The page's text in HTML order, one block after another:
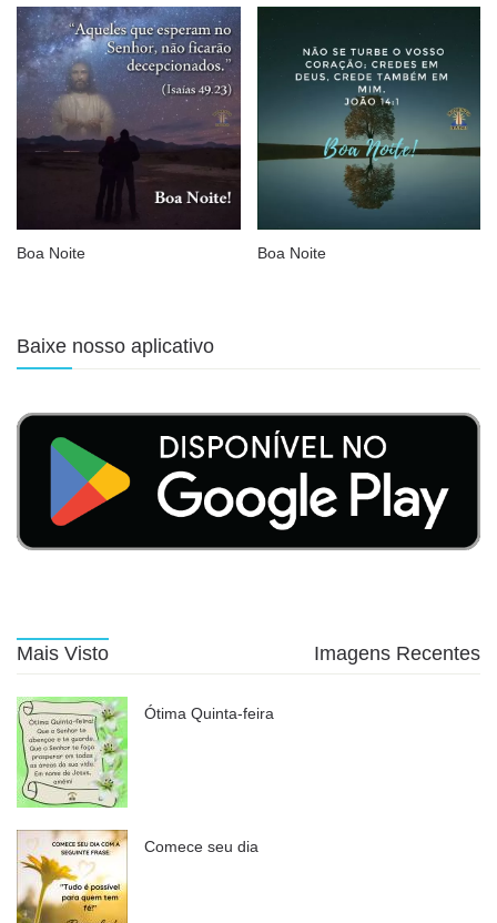
Boa Noite Boa Noite
Baixe nosso aplicativo
Mais Visto Imagens Recentes
Ótima Quinta-feira
Comece seu dia